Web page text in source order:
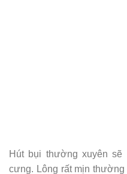
Hút bụi thường xuyên
cưng. Lông rất mịn